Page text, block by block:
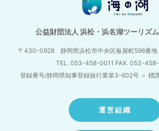
公益財団法人 浜松・浜名湖ツーリズ
〒430-0928 静岡県浜松市中央区板屋町596番地
TEL. 053-458-0011 FAX. 053-
登録番号/静岡県知事登録旅行業第3-602号 ＞ 標
運営組織